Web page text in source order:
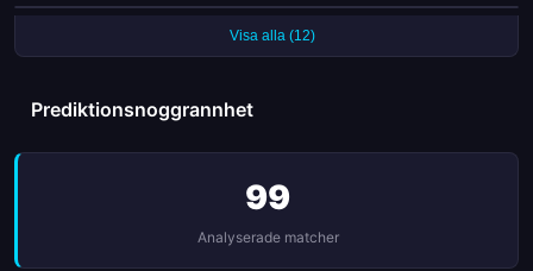
Bashkimi Kumanovo har släppt in mål i varenda en av sina senaste 7
Visa alla (12)
Prediktionsnoggrannhet
99
Analyserade matcher